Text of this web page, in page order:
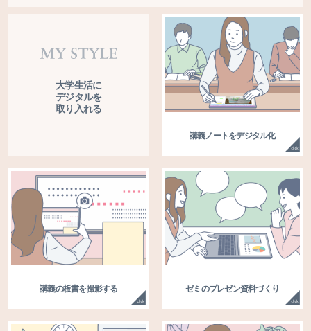
大学生活に
デジタルを
取り入れる
講義ノートをデジタル化
講義の板書を撮影する ゼミのプレゼン資料づくり